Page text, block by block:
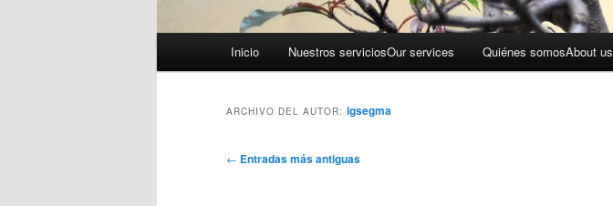
Ir al contenido principal
Ir al contenido secundario
Inicio Nuestros serviciosOur services Quiénes somosAbout us
ARCHIVO DEL AUTOR: igsegma
Navegador de artículos
← Entradas más antiguas